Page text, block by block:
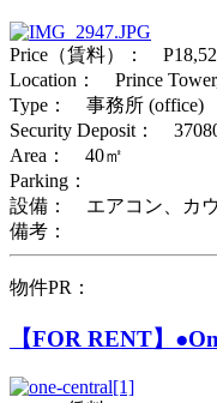
Price（賃料）：
Location： Prince
Type： 事務所 (office)
Security Deposit：
Area： 40㎡
Parking：
設備： エアコン、カ
備考：
物件PR：
【FOR RENT】